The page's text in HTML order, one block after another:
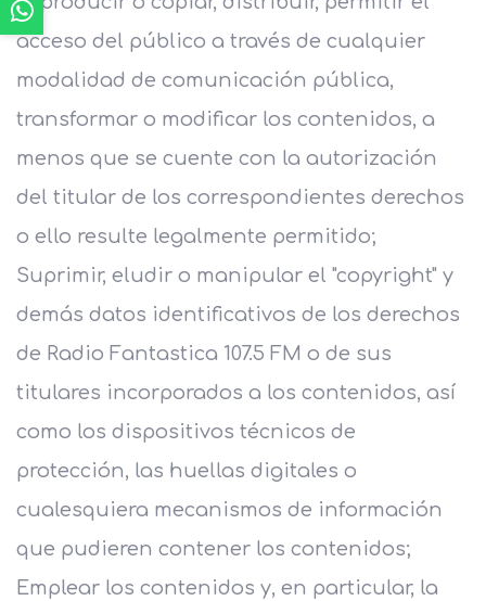
acceso del público a través de cualquier
modalidad de comunicación pública,
transformar o modificar los contenidos, a
menos que se cuente con la autorización
del titular de los correspondientes derechos
o ello resulte legalmente permitido;
Suprimir, eludir o manipular el "copyright" y
demás datos identificativos de los derechos
de Radio Fantastica 107.5 FM o de sus
titulares incorporados a los contenidos, así
como los dispositivos técnicos de
protección, las huellas digitales o
cualesquiera mecanismos de información
que pudieren contener los contenidos;
Emplear los contenidos y, en particular, la